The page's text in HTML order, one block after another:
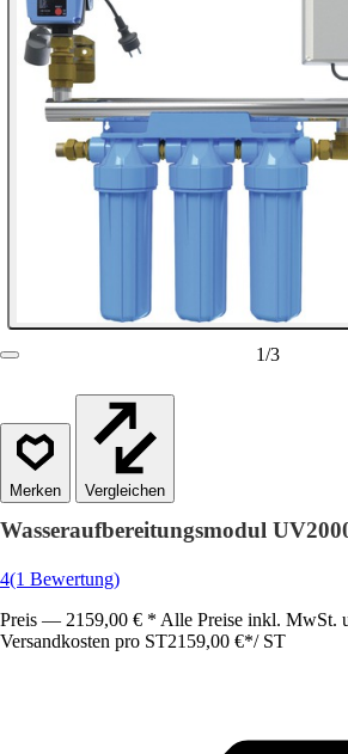
1/3
Vergleichen
Wasseraufbereitungsmodul
4(1 Bewertung)
Preis — 2159,00 € * Alle Preise inkl. MwSt.
Versandkosten pro ST2159,00 €*/ ST